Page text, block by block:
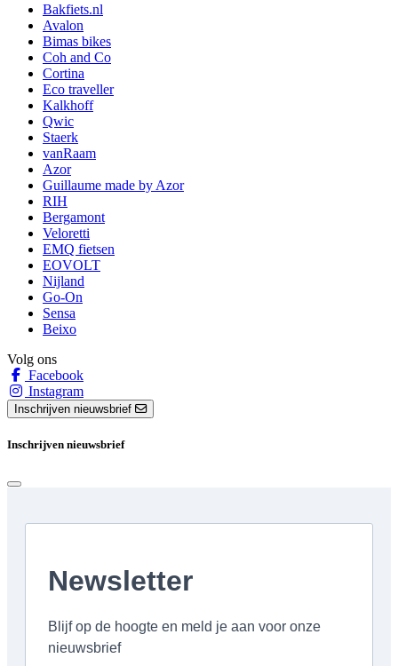
Bakfiets.nl
Avalon
Bimas bikes
Coh and Co
Cortina
Eco traveller
Kalkhoff
Qwic
Staerk
vanRaam
Azor
Guillaume made by Azor
RIH
Bergamont
Veloretti
EMQ fietsen
EOVOLT
Nijland
Go-On
Sensa
Beixo
Volg ons
Facebook
Instagram
Inschrijven nieuwsbrief
Inschrijven nieuwsbrief